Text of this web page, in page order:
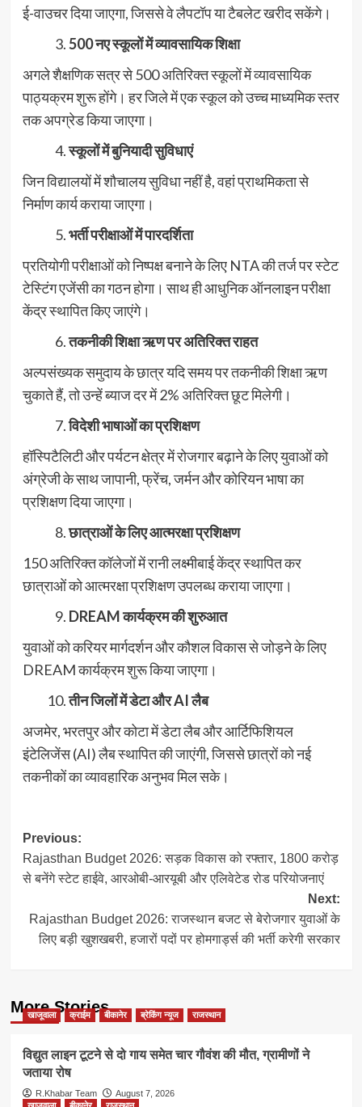
ई-वाउचर दिया जाएगा, जिससे वे लैपटॉप या टैबलेट खरीद सकेंगे।
500 नए स्कूलों में व्यावसायिक शिक्षा
अगले शैक्षणिक सत्र से 500 अतिरिक्त स्कूलों में व्यावसायिक
पाठ्यक्रम शुरू होंगे। हर जिले में एक स्कूल को उच्च माध्यमिक स्तर
तक अपग्रेड किया जाएगा।
स्कूलों में बुनियादी सुविधाएं
जिन विद्यालयों में शौचालय सुविधा नहीं है, वहां प्राथमिकता से
निर्माण कार्य कराया जाएगा।
भर्ती परीक्षाओं में पारदर्शिता
प्रतियोगी परीक्षाओं को निष्पक्ष बनाने के लिए NTA की तर्ज पर स्टेट
टेस्टिंग एजेंसी का गठन होगा। साथ ही आधुनिक ऑनलाइन परीक्षा
केंद्र स्थापित किए जाएंगे।
तकनीकी शिक्षा ऋण पर अतिरिक्त राहत
अल्पसंख्यक समुदाय के छात्र यदि समय पर तकनीकी शिक्षा ऋण
चुकाते हैं, तो उन्हें ब्याज दर में 2% अतिरिक्त छूट मिलेगी।
विदेशी भाषाओं का प्रशिक्षण
हॉस्पिटैलिटी और पर्यटन क्षेत्र में रोजगार बढ़ाने के लिए युवाओं को
अंग्रेजी के साथ जापानी, फ्रेंच, जर्मन और कोरियन भाषा का
प्रशिक्षण दिया जाएगा।
छात्राओं के लिए आत्मरक्षा प्रशिक्षण
150 अतिरिक्त कॉलेजों में रानी लक्ष्मीबाई केंद्र स्थापित कर
छात्राओं को आत्मरक्षा प्रशिक्षण उपलब्ध कराया जाएगा।
DREAM कार्यक्रम की शुरुआत
युवाओं को करियर मार्गदर्शन और कौशल विकास से जोड़ने के लिए
DREAM कार्यक्रम शुरू किया जाएगा।
तीन जिलों में डेटा और AI लैब
अजमेर, भरतपुर और कोटा में डेटा लैब और आर्टिफिशियल
इंटेलिजेंस (AI) लैब स्थापित की जाएंगी, जिससे छात्रों को नई
तकनीकों का व्यावहारिक अनुभव मिल सके।
Post
navigation
Previous:
Rajasthan Budget 2026: सड़क विकास को रफ्तार, 1800 करोड़
से बनेंगे स्टेट हाईवे, आरओबी-आरयूबी और एलिवेटेड रोड परियोजनाएं
Next:
Rajasthan Budget 2026: राजस्थान बजट से बेरोजगार युवाओं के
लिए बड़ी खुशखबरी, हजारों पदों पर होमगार्ड्स की भर्ती करेगी सरकार
More Stories
खाजूवाला क्राईम बीकानेर ब्रेकिंग न्यूज राजस्थान
विद्युत लाइन टूटने से दो गाय समेत चार गौवंश की मौत, ग्रामीणों ने
जताया रोष
R.Khabar Team
August 7, 2026